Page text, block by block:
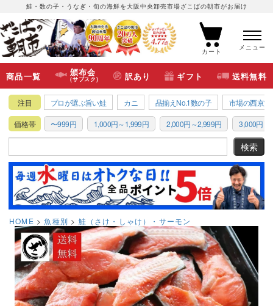
鮭・数の子・うなぎ・旬の海鮮を大阪中央卸売市場ざこばの朝市がお届け
カート
メニュー
商品一覧 頒布会
(サブスク) 訳あり ギフト 送料無料
注目 プロが選ぶ旨い鮭 カニ 品揃えNo.1数の子 市場の西京漬
価格帯 〜999円 1,000円～1,999円 2,000円～2,999円 3,000円～
HOME 魚種別 鮭（さけ・しゃけ）・サーモン